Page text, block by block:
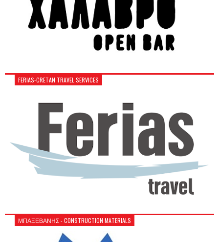
FERIAS-CRETAN TRAVEL SERVICES
ΜΠΑΞΕΒΑΝΗΣ - CONSTRUCTION MATERIALS